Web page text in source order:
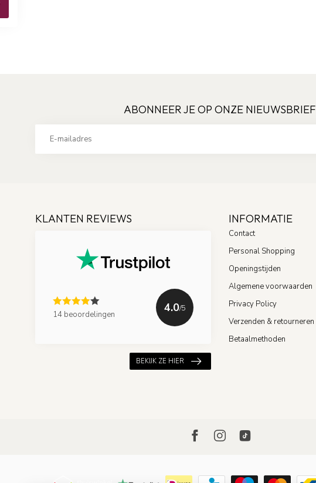
ABONNEER JE OP ONZE NIEUWSBRIEF
KLANTEN REVIEWS
14 beoordelingen 4.0/5
BEKIJK ZE HIER
INFORMATIE
Contact
Personal Shopping
Openingstijden
Algemene voorwaarden
Privacy Policy
Verzenden & retourneren
Betaalmethoden